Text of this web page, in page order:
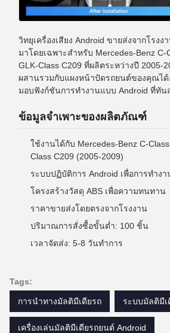
วิทยุเครื่องเสียง Android ขายส่งจากโรง
มาโดยเฉพาะสำหรับ Mercedes-Benz C-
GLK-Class C209 ที่ผลิตระหว่างปี 2005-
ผสานรวมกับแผงหน้าปัดรถยนต์ของคุณได้
มอบฟังก์ชันการทำงานแบบ Android ที่ทัน
ข้อมูลจำเพาะของผลิตภัณฑ์
ใช้งานได้กับ Mercedes-Benz C-
Class C209 (2005-2009)
ระบบปฏิบัติการ Android เพื่อการทำง
โครงสร้างวัสดุ ABS เพื่อความทนทาน
ราคาขายส่งโดยตรงจากโรงงาน
ปริมาณการสั่งซื้อขั้นต่ำ: 100 ชิ้น
เวลาจัดส่ง: 5-8 วันทำการ
Tags:
การนําทางมัลติมีเดียรถ ระบบมัลติมี
เครื่องเล่นมัลติมีเดียรถยนต์ Android